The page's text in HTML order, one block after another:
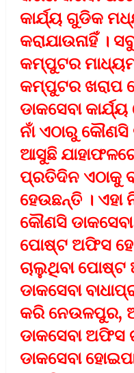
କାର୍ଯ୍ୟ ଗୁଡିକ
କରାଯାଉନାହିଁ ।
କମ୍ପୁଟର
କମ୍ପୁଟର ଖରାପ
ଡାକସେବା
ନାଁ ଏଠାରୁ କୌଣସି
ଆସୁଛି
ପ୍ରତିଦିନ ଏଠାକୁ
ହେଉଛନ୍ତି ।
କୌଣସି
ପୋଷ୍ଟ ଅଫିସ
ଚାଲୁଥିବା
ଡାକସେବା
କରି ନେଉଳପୁର,
ଡାକସେବା
ଡାକସେବା